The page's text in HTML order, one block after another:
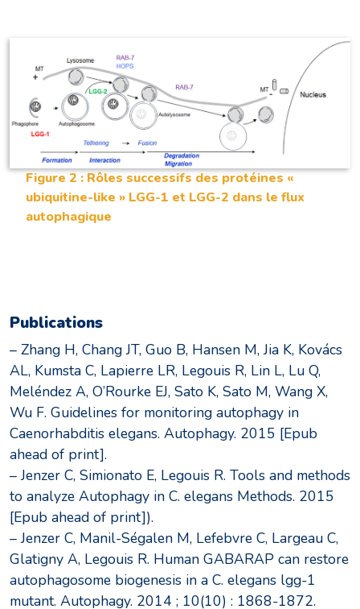
Figure 2 : Rôles successifs des protéines «
ubiquitine-like » LGG-1 et LGG-2 dans le flux
autophagique
Publications
– Zhang H, Chang JT, Guo B, Hansen M, Jia K, Kovács
AL, Kumsta C, Lapierre LR, Legouis R, Lin L, Lu Q,
Meléndez A, O’Rourke EJ, Sato K, Sato M, Wang X,
Wu F. Guidelines for monitoring autophagy in
Caenorhabditis elegans. Autophagy. 2015 [Epub
ahead of print].
– Jenzer C, Simionato E, Legouis R. Tools and methods
to analyze Autophagy in C. elegans Methods. 2015
[Epub ahead of print]).
– Jenzer C, Manil-Ségalen M, Lefebvre C, Largeau C,
Glatigny A, Legouis R. Human GABARAP can restore
autophagosome biogenesis in a C. elegans lgg-1
mutant. Autophagy. 2014 ; 10(10) : 1868-1872.